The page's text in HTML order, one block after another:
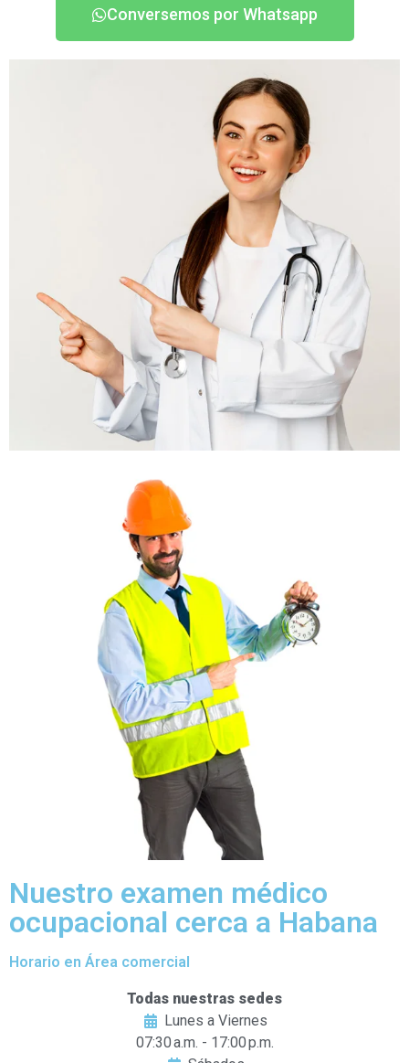
Conversemos por Whatsapp
Nuestro examen médico
ocupacional cerca a Habana
Horario en Área comercial
Todas nuestras sedes
Lunes a Viernes
07:30 a.m. - 17:00 p.m.